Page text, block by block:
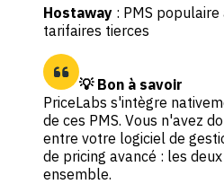
Hostaway : PMS
tarifaires tierces
💡 Bon à savoir
PriceLabs s'intègre
de ces PMS. Vous n'avez
entre votre logiciel de
de pricing avancé : les
ensemble.